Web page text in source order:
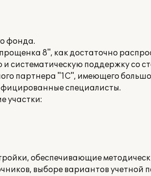
фонда.
8", как достаточно
систематическую поддержку со
партнера "1С", имеющего
специалисты.
участки:
обеспечивающие
выборе вариантов учетной